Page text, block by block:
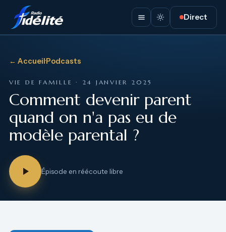
Direct
← Accueil·Podcasts
VIE DE FAMILLE · 24 JANVIER 2025
Comment devenir parent
quand on n'a pas eu de
modèle parental ?
Épisode en réécoute libre